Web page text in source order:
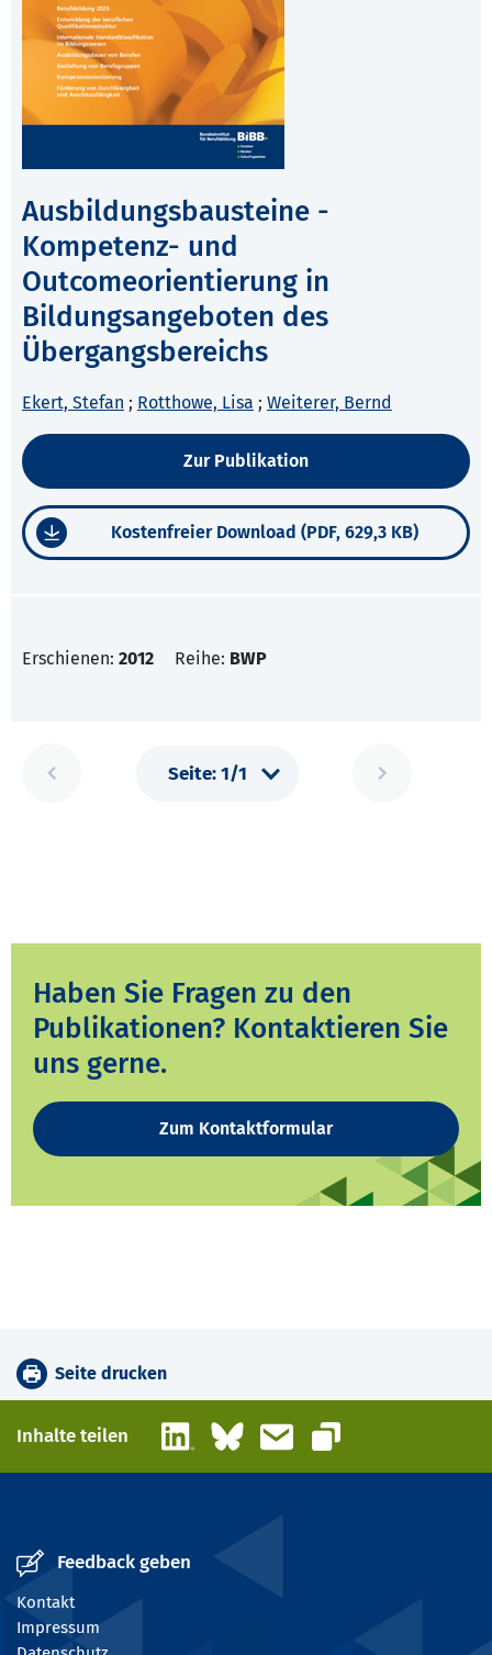
Ausbildungsbausteine -
Kompetenz- und
Outcomeorientierung in
Bildungsangeboten des
Übergangsbereichs
Ekert, Stefan ; Rotthowe, Lisa ; Weiterer, Bernd
Zur Publikation
Kostenfreier Download (PDF, 629,3 KB)
Erschienen: 2012 Reihe: BWP
Haben Sie Fragen zu den
Publikationen? Kontaktieren Sie
uns gerne.
Zum Kontaktformular
Seite drucken
Inhalte teilen LinkedInBlueskyE-Mail
Link kopieren
Feedback geben
Kontakt
Impressum